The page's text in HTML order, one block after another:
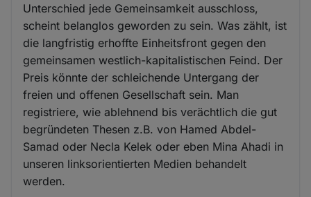
Unterschied jede Gemeinsamkeit ausschloss,
scheint belanglos geworden zu sein. Was zählt, ist
die langfristig erhoffte Einheitsfront gegen den
gemeinsamen westlich-kapitalistischen Feind. Der
Preis könnte der schleichende Untergang der
freien und offenen Gesellschaft sein. Man
registriere, wie ablehnend bis verächtlich die gut
begründeten Thesen z.B. von Hamed Abdel-
Samad oder Necla Kelek oder eben Mina Ahadi in
unseren linksorientierten Medien behandelt
werden.